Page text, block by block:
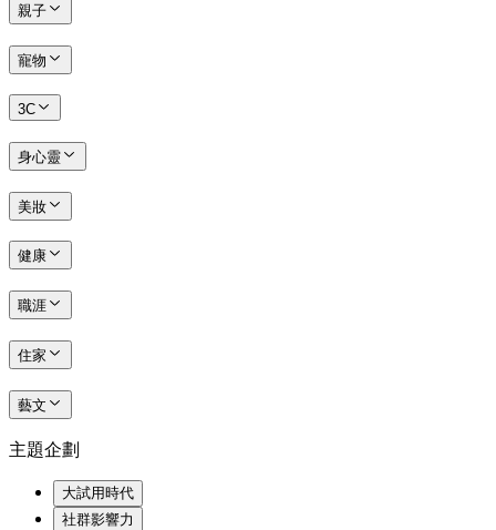
親子
寵物
3C
身心靈
美妝
健康
職涯
住家
藝文
主題企劃
大試用時代
社群影響力